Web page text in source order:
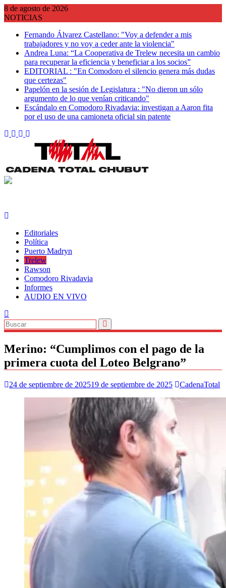
Saltar
al
8 de agosto de 2026
NOTICIAS
Fernando Álvarez Castellano: "Voy a defender a mis
trabajadores y no voy a ceder ante la violencia"
Andrea Luna: “La Cooperativa de Trelew necesita un cambio
para recuperar la eficiencia y beneficiar a los socios”
EDITORIAL : "En Comodoro el silencio genera más dudas
que certezas"
Papelón en la sesión de Legislatura : "No dieron un sólo
argumento de lo que venían criticando"
Escándalo en Comodoro Rivadavia: investigan a Aaron fita
por el uso de una camioneta oficial sin patente
Editoriales
Política
Puerto Madryn
Trelew
Rawson
Comodoro Rivadavia
Informes
AUDIO EN VIVO
Merino: “Cumplimos con el pago de la
primera cuota del Loteo Belgrano”
24 de septiembre de 202519 de septiembre de 2025 CadenaTotal